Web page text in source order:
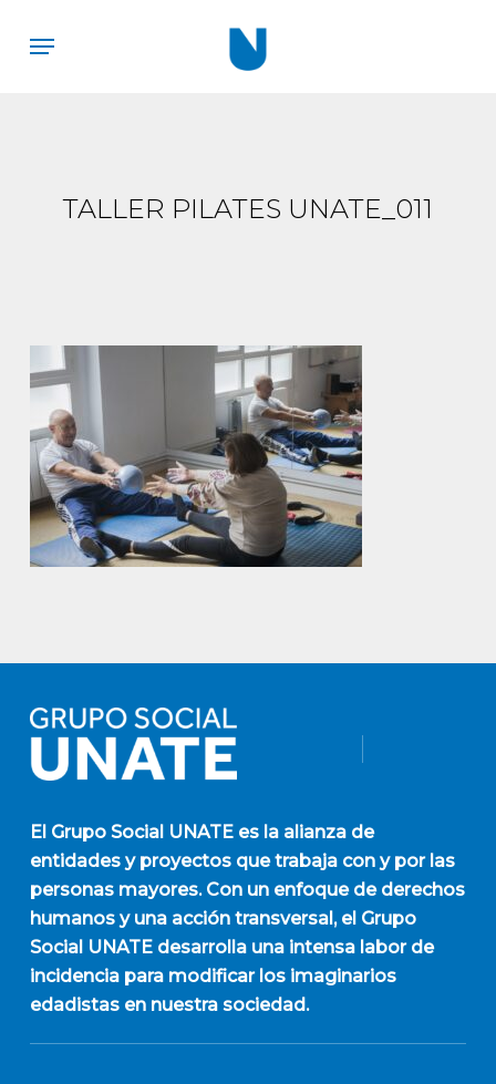
Menu
TALLER PILATES UNATE_011
El Grupo Social UNATEes la alianza de
entidades y proyectos que trabaja con y por las
personas mayores. Con un enfoque de derechos
humanos y una acción transversal, el Grupo
Social UNATE desarrolla una intensa labor de
incidencia para modificar los imaginarios
edadistas en nuestra sociedad.